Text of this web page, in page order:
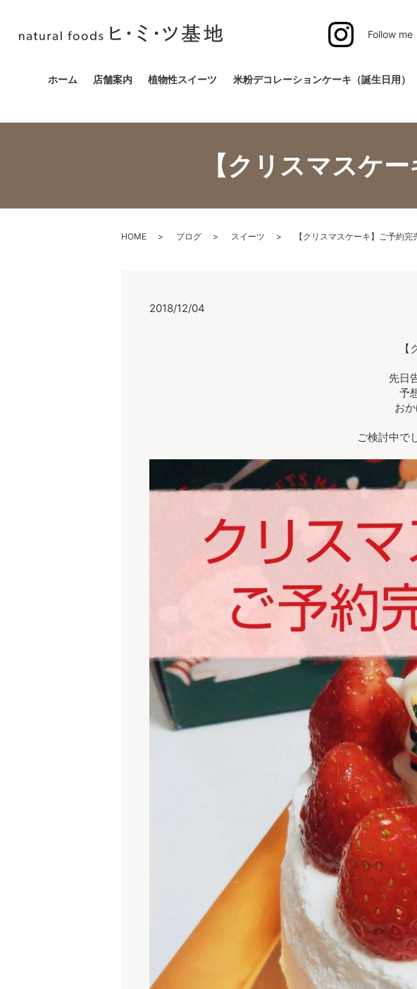
Follow me
ホーム 店舗案内 植物性スイーツ 米粉デコレーションケーキ（誕生日用）
【クリスマスケ
HOME ブログ スイーツ 【クリスマスケーキ】ご予約完
2018/12/04
先日
予
お
ご検討中で